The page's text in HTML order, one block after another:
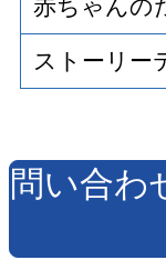
赤ちゃんの
ストーリー
問い合わ